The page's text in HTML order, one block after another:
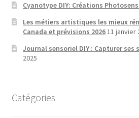
Cyanotype DIY: Créations
Les métiers artistiques les mieux
Canada et prévisions 202611 janvier
Journal sensoriel DIY : Capturer ses
2025
Catégories